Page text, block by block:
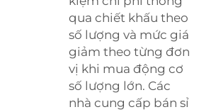
qua chiết khấu theo
số lượng và mức giá
giảm theo từng đơn
vị khi mua động cơ
số lượng lớn. Các
nhà cung cấp bán sỉ